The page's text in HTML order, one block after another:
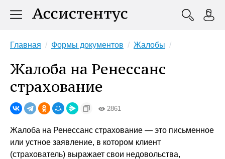
Главная Формы документов Жалобы
Жалоба на Ренессанс
страхование
2861
Жалоба на Ренессанс страхование — это письменное
или устное заявление, в котором клиент
(страхователь) выражает свои недовольства,